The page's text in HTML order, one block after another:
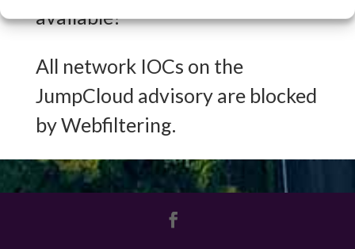
available?
All network IOCs on the
JumpCloud advisory are blocked
by Webfiltering.